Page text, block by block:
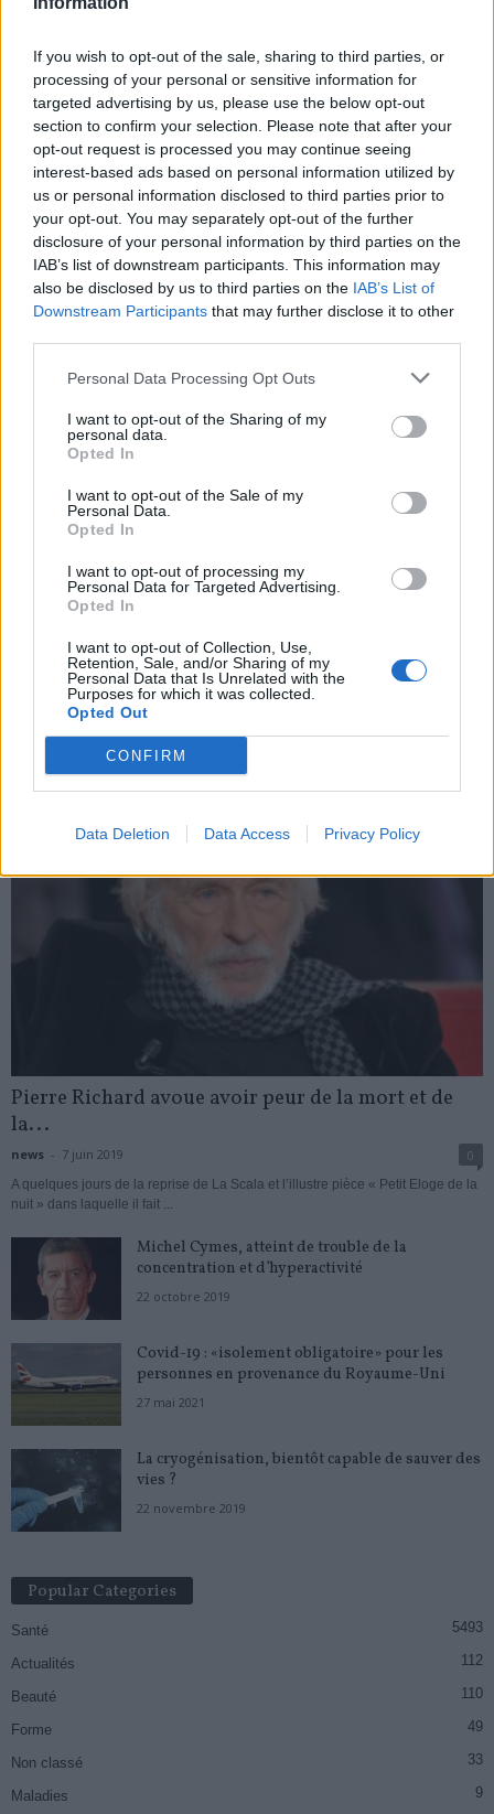
If you wish to opt-out of the sale, sharing to third parties, or
processing of your personal or sensitive information for
targeted advertising by us, please use the below opt-out
section to confirm your selection. Please note that after your
opt-out request is processed you may continue seeing
interest-based ads based on personal information utilized by
us or personal information disclosed to third parties prior to
your opt-out. You may separately opt-out of the further
disclosure of your personal information by third parties on the
IAB’s list of downstream participants. This information may
also be disclosed by us to third parties on the IAB’s List of
Downstream Participants that may further disclose it to other
Personal Data Processing Opt Outs
I want to opt-out of the Sharing of my
personal data.
Opted In
I want to opt-out of the Sale of my
Personal Data.
Opted In
I want to opt-out of processing my
Personal Data for Targeted Advertising.
Opted In
I want to opt-out of Collection, Use,
Retention, Sale, and/or Sharing of my
Personal Data that Is Unrelated with the
Purposes for which it was collected.
Opted Out
CONFIRM
Data Deletion Data Access Privacy Policy
Santé
Sieste après 65 ans : la
clé pour préserver votre
cerveau ou le mettre en
danger
Santé
Ménopause et
problèmes urinaires : le
secret inattendu des
sous-vêtements à
découvrir
Santé
Ménopause précoce : le
risque accru
d’hypertension à ne pas
ignorer
Popular Posts
Froid : 4 erreurs à éviter pour avoir bien chaud
5 février 2018
Ces tiques géantes, qui courent après leur proie, envahissent le
5 août 2019
24 octobre 2025
risque cancérogène
14 janvier 2019
My Favorites
Pierre Richard avoue avoir peur de la mort et de
la...
news - 7 juin 2019 0
A quelques jours de la reprise de La Scala et l’illustre pièce « Petit Eloge de la
nuit » dans laquelle il fait ...
Michel Cymes, atteint de trouble de la
concentration et d’hyperactivité
22 octobre 2019
Covid-19 : «isolement obligatoire» pour les
personnes en provenance du Royaume-Uni
27 mai 2021
La cryogénisation, bientôt capable de sauver des
vies ?
22 novembre 2019
Popular Categories
Santé 5493
Actualités 112
Beauté 110
Forme 49
Non classé 33
Maladies 9